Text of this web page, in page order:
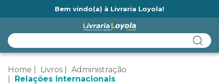
Bem vindo(a) à Livraria Loyola!
Home Livros
Administração
Relações internacionais